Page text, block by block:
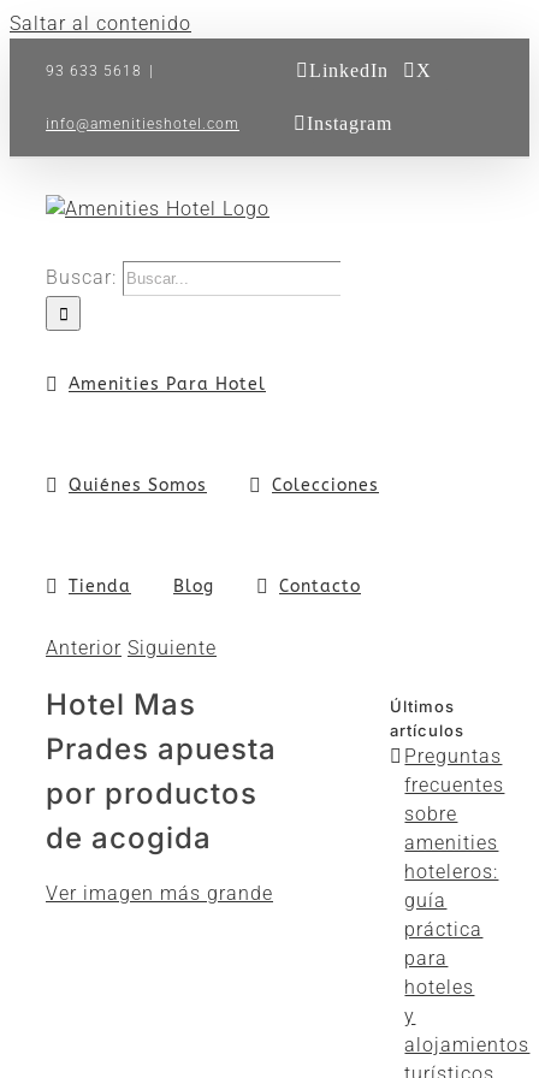
Saltar al contenido
93 633 5618
info@amenitieshotel.com
LinkedIn X
Instagram
Buscar:
Amenities Para Hotel
Quiénes Somos Colecciones
Tienda Blog Contacto
Anterior Siguiente
Hotel Mas
Prades apuesta
por productos
de acogida
Ver imagen más grande
Últimos
artículos
Preguntas
frecuentes
sobre
amenities
hoteleros:
guía
práctica
para
hoteles
y
alojamientos